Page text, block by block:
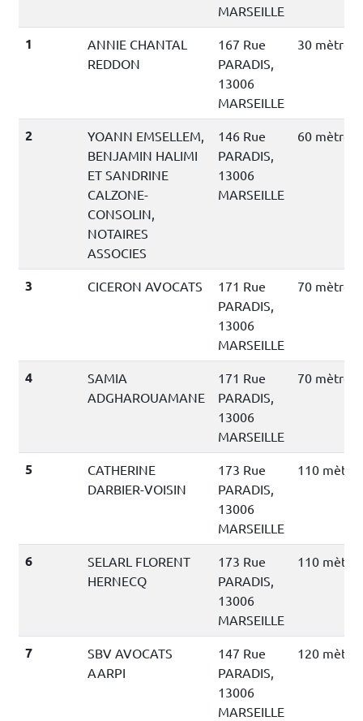
MARSEILLE
1
ANNIE CHANTAL
REDDON
167 Rue
PARADIS,
13006
MARSEILLE
30 mètres
2
YOANN EMSELLEM,
BENJAMIN HALIMI
ET SANDRINE
CALZONE-
CONSOLIN,
NOTAIRES
ASSOCIES
146 Rue
PARADIS,
13006
MARSEILLE
60 mètres
3 CICERON AVOCATS
171 Rue
PARADIS,
13006
MARSEILLE
70 mètres
4
SAMIA
ADGHAROUAMANE
171 Rue
PARADIS,
13006
MARSEILLE
70 mètres
5
CATHERINE
DARBIER-VOISIN
173 Rue
PARADIS,
13006
MARSEILLE
110 mètres
6
SELARL FLORENT
HERNECQ
173 Rue
PARADIS,
13006
MARSEILLE
110 mètres
7
SBV AVOCATS
AARPI
147 Rue
PARADIS,
13006
MARSEILLE
120 mètres